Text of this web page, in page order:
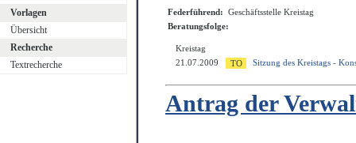
Vorlagen
Übersicht
Recherche
Textrecherche
Federführend: Geschäftsstelle Kreistag
Beratungsfolge:
Kreistag
21.07.2009
Sitzung des Kreistags -
Antrag der